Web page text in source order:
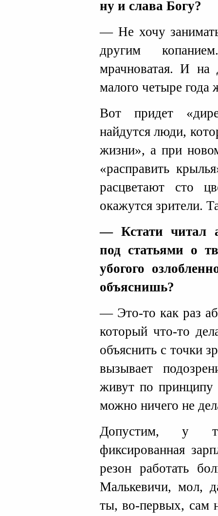
ну и слава Богу?
— Не хочу
другим
мрачноватая. И
малого четыре года
Вот придет
найдутся люди,
жизни», а при
«расправить
расцветают сто
окажутся зрители.
— Кстати читал
под статьями о
убогого
объяснишь?
— Это-то как раз
который что-то
объяснить с точки
вызывает
живут по принципу
можно ничего не
Допустим, у
фиксированная
резон работать
Малькевичи, мол,
ты, во-первых, сам